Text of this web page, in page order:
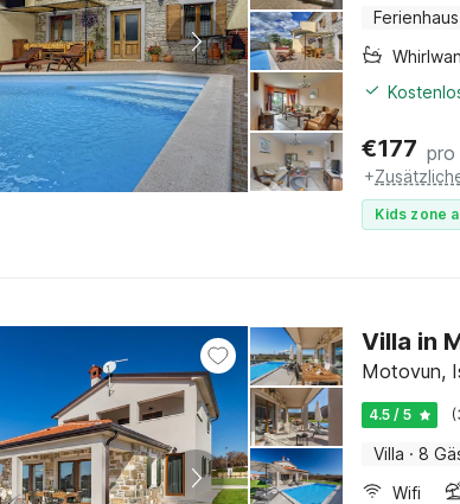
Ferienhaus
€177
+
Kids zone
Villa in
Motovun,
4.5 / 5
Villa · 8
Wifi